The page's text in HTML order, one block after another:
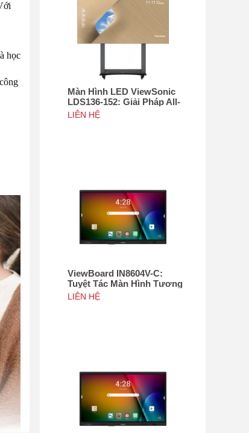
học
Màn Hình LED ViewSonic
LDS136-152: Giải Pháp All-
in-One Di Động Hàng Đầu
LIÊN HỆ
ViewBoard IN8604V-C:
Tuyệt Tác Màn Hình Tương
Tác 86", Tích hợp camera
4K độ phân giải 50MP, NFC
LIÊN HỆ